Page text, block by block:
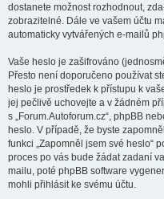
dostanete možnost rozhodnout,
zobrazitelné. Dále ve vašem účtu
automaticky vytvářených e-mailů
Vaše heslo je zašifrováno
Přesto není doporučeno používat
heslo je prostředek k přístupu k
jej pečlivě uchovejte a v žádném
s „Forum.Autoforum.cz“, phpBB
heslo. V případě, že byste
funkci „Zapomněl jsem své heslo“
proces po vás bude žádat zadaní
mailu, poté phpBB software
mohli přihlásit ke svému účtu.